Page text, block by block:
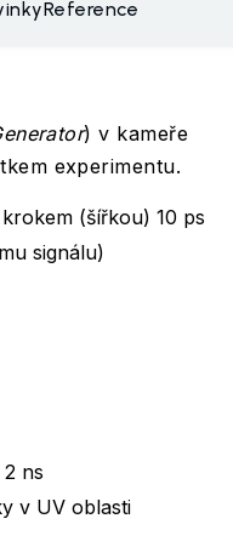
Reference
) v kameře
experimentu.
(šířkou) 10 ps
signálu)
ns
v UV oblasti